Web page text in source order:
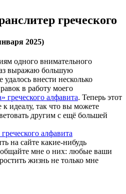
греческого
2025)
одного внимательного
выражаю большую
внести несколько
в работу моего
греческого алфавита. Теперь этот
идеалу, так что вы можете
другим с ещё большей
на сайте какие-нибудь
мне о них: любые ваши
жизнь не только мне